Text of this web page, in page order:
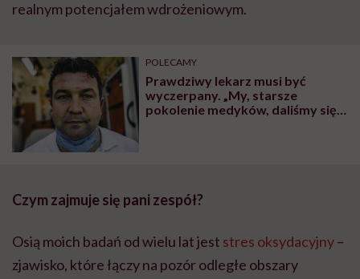
realnym potencjałem wdrożeniowym.
POLECAMY
Prawdziwy lekarz musi być
wyczerpany. „My, starsze
pokolenie medyków, daliśmy się
Czym zajmuje się pani zespół?
Osią moich badań od wielu lat jest stres oksydacyjny–
zjawisko, które łączy na pozór odległe obszary